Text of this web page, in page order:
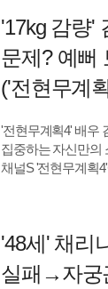
조규찬은 주로 한
필요할 때 미국으
미국에서 육아와
남편에게 고마움을
육아하면서 일하기
신청해 몇 달간 미
그러면서 "집에 도
나를 도와줬구나'
스카프 디테일로 고
샌들을 신고도 남다
그러면서 그는 팔짱
응시해 모델 포스를
뜨거운 반응을 쏟아
장동건과 결혼해 슬
텐아시아 기자
'17kg 감량'
문제? 예뻐
('전현무계
'전현무계획4' 배우
집중하는 자신만의
채널S '전현무계획
있는지 물었다. 김
들었다. 그는 욕망
'48세' 채리
실패→자궁